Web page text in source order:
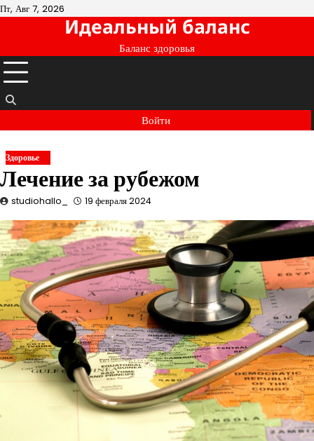
Перейти
Пт, Авг 7, 2026
Идеальный баланс
Баланс здоровья
Войти
Здоровье
Лечение за рубежом
studiohallo_ 19 февраля 2024